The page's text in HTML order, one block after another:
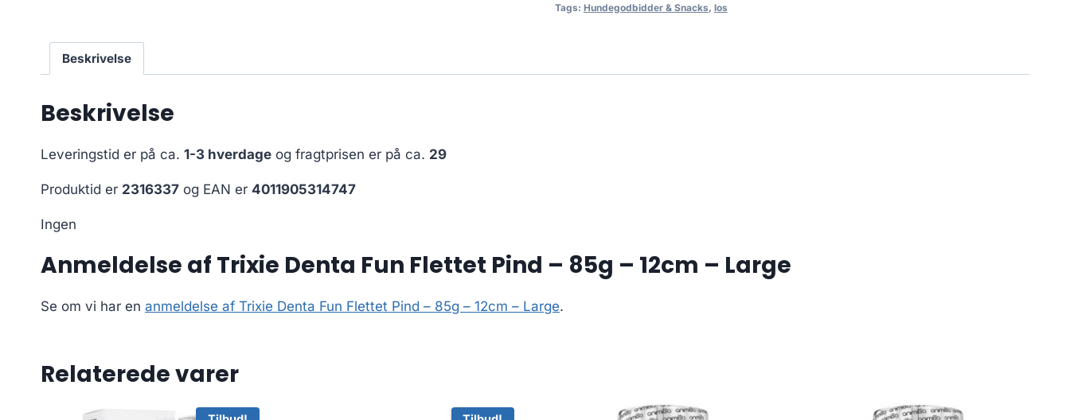
Tags: Hundegodbidder & Snacks, los
Beskrivelse
Beskrivelse
Leveringstid er på ca. 1-3 hverdage og fragtprisen er på ca. 29
Produktid er 2316337 og EAN er 4011905314747
Ingen
Anmeldelse af Trixie Denta Fun Flettet Pind – 85g – 12cm – Large
Se om vi har en anmeldelse af Trixie Denta Fun Flettet Pind – 85g – 12cm – Large.
Relaterede varer